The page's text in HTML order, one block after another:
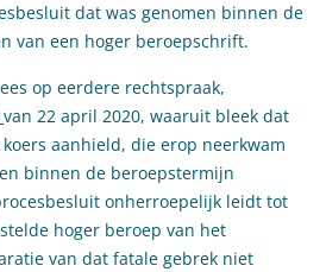
dat was genomen binnen de
van een hoger beroepschrift.
op eerdere rechtspraak,
van 22 april 2020, waaruit bleek dat
aanhield, die erop neerkwam
binnen de beroepstermijn
onherroepelijk leidt tot
hoger beroep van het
van dat fatale gebrek niet